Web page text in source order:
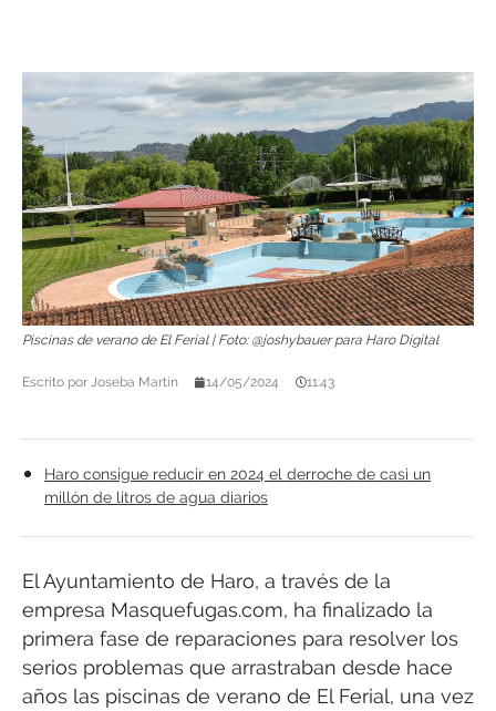
Piscinas de verano de El Ferial | Foto: @joshybauer para Haro Digital
Escrito por Joseba Martín 14/05/2024 11:43
Haro consigue reducir en 2024 el derroche de casi un
millón de litros de agua diarios
El Ayuntamiento de Haro, a través de la
empresa Masquefugas.com, ha finalizado la
primera fase de reparaciones para resolver los
serios problemas que arrastraban desde hace
años las piscinas de verano de El Ferial, una vez